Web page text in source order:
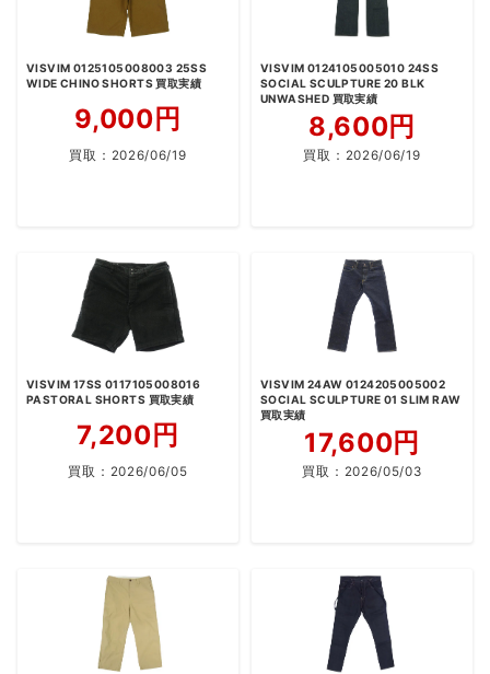
VISVIM 0125105008003 25SS
WIDE CHINO SHORTS 買取実績
9,000円
買取： 2026/06/19
VISVIM 0124105005010 24SS
SOCIAL SCULPTURE 20 BLK
UNWASHED 買取実績
8,600円
買取： 2026/06/19
VISVIM 17SS 0117105008016
PASTORAL SHORTS 買取実績
7,200円
買取： 2026/06/05
VISVIM 24AW 0124205005002
SOCIAL SCULPTURE 01 SLIM RAW
買取実績
17,600円
買取： 2026/05/03